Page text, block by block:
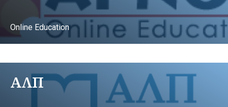
Online Education
ΑΛΠ